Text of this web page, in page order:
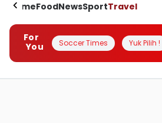
HomeFoodNewsSportTravel
For
You
Soccer Times Yuk Pilih !